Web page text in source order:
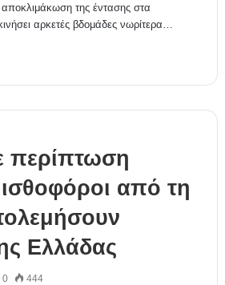
της έντασης στα
αρκετές βδομάδες νωρίτερα…
περίπτωση
από τη
Ελλάδας
0 444